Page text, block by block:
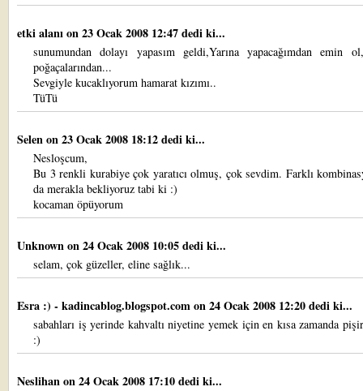
etki alanıon 23 Ocak 2008 12:47 dedi ki...
sunumundan dolayı yapasım geldi,Yarına yapacağımdan emin
poğaçalarından...
Sevgiyle kucaklıyorum hamarat kızımı..
TüTü
Selenon 23 Ocak 2008 18:12 dedi ki...
Nesloşcum,
Bu 3 renkli kurabiye çok yaratıcı olmuş, çok sevdim. Farklı
da merakla bekliyoruz tabi ki :)
kocaman öpüyorum
Unknownon 24 Ocak 2008 10:05 dedi ki...
selam, çok güzeller, eline sağlık...
Esra :) - kadincablog.blogspot.comon 24 Ocak 2008 12:20 dedi ki...
sabahları iş yerinde kahvaltı niyetine yemek için en kısa zamanda
:)
Neslihanon 24 Ocak 2008 17:10 dedi ki...